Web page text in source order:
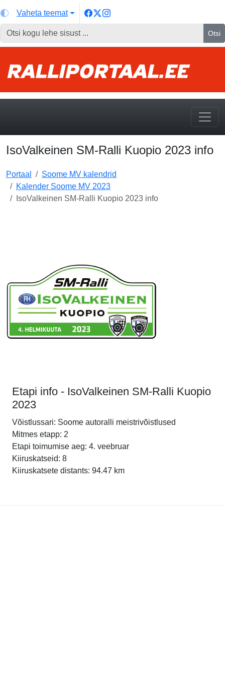
Vaheta teemat
Otsi
IsoValkeinen SM-Ralli Kuopio 2023 info
Portaal
Soome MV kalendrid
Kalender Soome MV 2023
IsoValkeinen SM-Ralli Kuopio 2023 info
Etapi info - IsoValkeinen SM-Ralli Kuopio
2023
Võistlussari: Soome autoralli meistrivõistlused
Mitmes etapp: 2
Etapi toimumise aeg: 4. veebruar
Kiiruskatseid: 8
Kiiruskatsete distants: 94.47 km